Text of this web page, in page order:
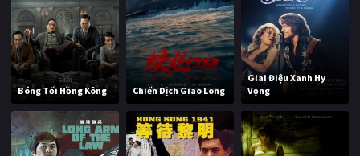
Bóng Tối Hồng Kông Chiến Dịch Giao Long
Giai Điệu Xanh Hy
Vọng